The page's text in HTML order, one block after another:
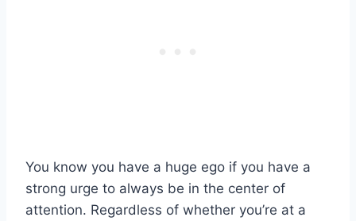
You know you have a huge ego if you have a
strong urge to always be in the center of
attention. Regardless of whether you’re at a